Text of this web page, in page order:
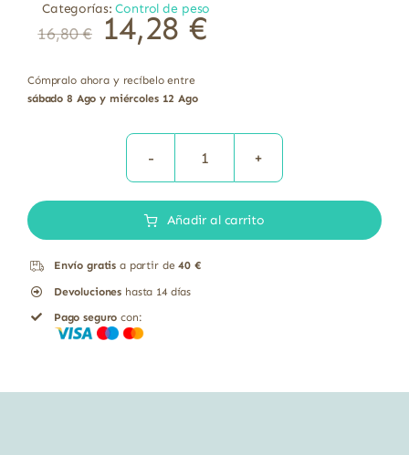
Categorías:Control de peso
16,80€ 14,28€
Cómpralo ahora y recíbelo entre
sábado 8 Ago y miércoles 12 Ago
Garfe
cantidad
Añadir al carrito
Envío gratis a partir de40 €
Devoluciones hasta 14 días
Pago seguro con: